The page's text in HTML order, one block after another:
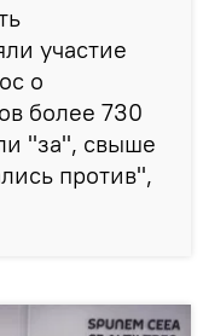
участие
о
более 730
"за", свыше
против",